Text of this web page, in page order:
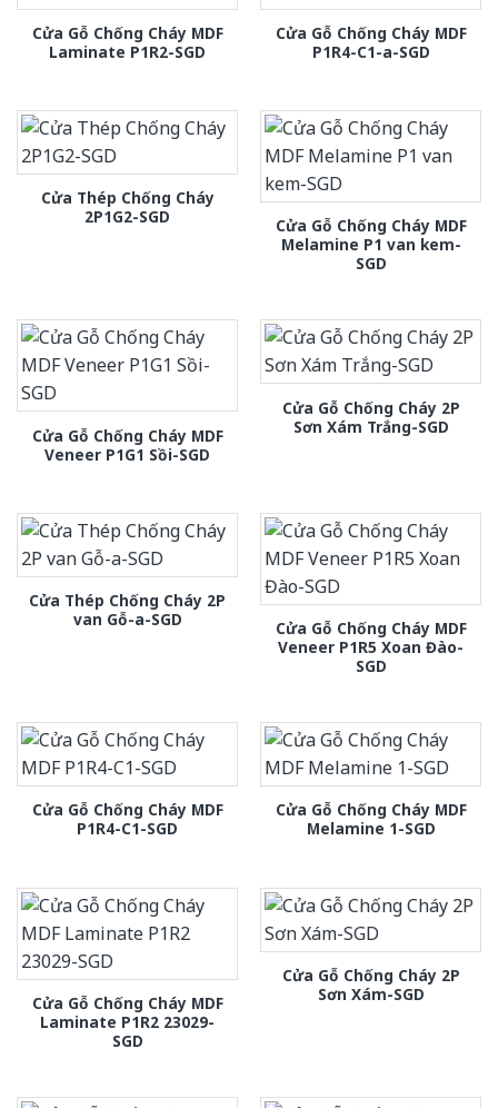
Cửa Gỗ Chống Cháy MDF
Laminate P1R2-SGD
Cửa Gỗ Chống Cháy MDF
P1R4-C1-a-SGD
Cửa Thép Chống Cháy
2P1G2-SGD
Cửa Gỗ Chống Cháy MDF
Melamine P1 van kem-
SGD
Cửa Gỗ Chống Cháy MDF
Veneer P1G1 Sồi-SGD
Cửa Gỗ Chống Cháy 2P
Sơn Xám Trắng-SGD
Cửa Thép Chống Cháy 2P
van Gỗ-a-SGD
Cửa Gỗ Chống Cháy MDF
Veneer P1R5 Xoan Đào-
SGD
Cửa Gỗ Chống Cháy MDF
P1R4-C1-SGD
Cửa Gỗ Chống Cháy MDF
Melamine 1-SGD
Cửa Gỗ Chống Cháy MDF
Laminate P1R2 23029-
SGD
Cửa Gỗ Chống Cháy 2P
Sơn Xám-SGD